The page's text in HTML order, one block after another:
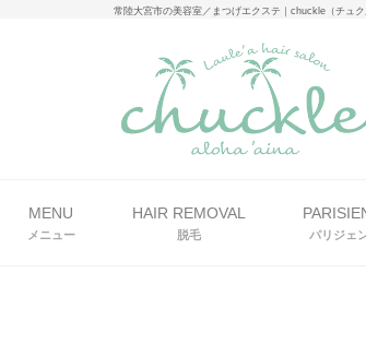
常陸大宮市の美容室／まつげエクステ｜chuckle（チュク
MENU
メニュー
HAIR REMOVAL
脱毛 パリジェ